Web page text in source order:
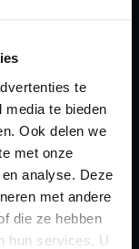
te
te bieden
Ook delen we
met onze
analyse. Deze
met andere
die ze hebben
hun services. U
BV
Stamrecht